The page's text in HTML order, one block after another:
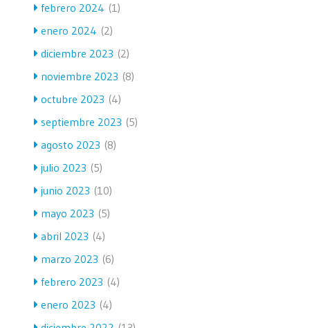
febrero 2024 (1)
enero 2024 (2)
diciembre 2023 (2)
noviembre 2023 (8)
octubre 2023 (4)
septiembre 2023 (5)
agosto 2023 (8)
julio 2023 (5)
junio 2023 (10)
mayo 2023 (5)
abril 2023 (4)
marzo 2023 (6)
febrero 2023 (4)
enero 2023 (4)